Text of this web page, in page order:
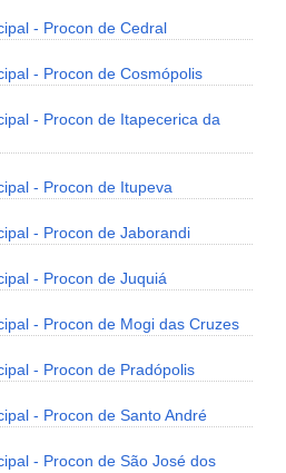
- Procon de Cedral
- Procon de Cosmópolis
- Procon de Itapecerica da
- Procon de Itupeva
- Procon de Jaborandi
- Procon de Juquiá
- Procon de Mogi das Cruzes
- Procon de Pradópolis
- Procon de Santo André
- Procon de São José dos